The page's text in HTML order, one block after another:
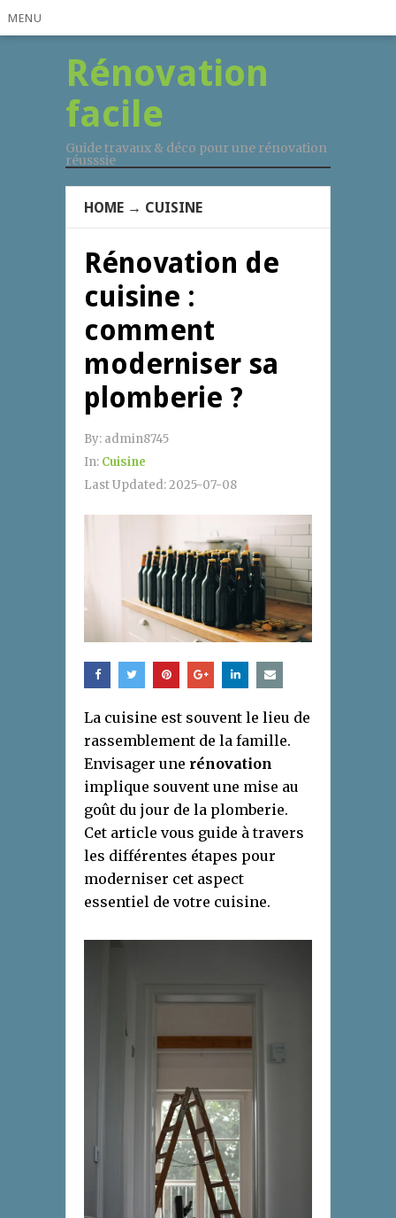
MENU
Rénovation
facile
Guide travaux & déco pour une rénovation
réusssie
HOME → CUISINE
Rénovation de
cuisine :
comment
moderniser sa
plomberie ?
By: admin8745
In: Cuisine
Last Updated:2025-07-08
La cuisine est souvent le lieu de
rassemblement de la famille.
Envisager une rénovation
implique souvent une mise au
goût du jour de la plomberie.
Cet article vous guide à travers
les différentes étapes pour
moderniser cet aspect
essentiel de votre cuisine.